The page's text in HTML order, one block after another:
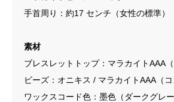
手首周り：約17 センチ（女性の標準）
素材
ブレスレットトップ：マラカイトAAA（
ビーズ：オニキス / マラカイトAAA（コ
ワックスコード色：墨色（ダークグレー